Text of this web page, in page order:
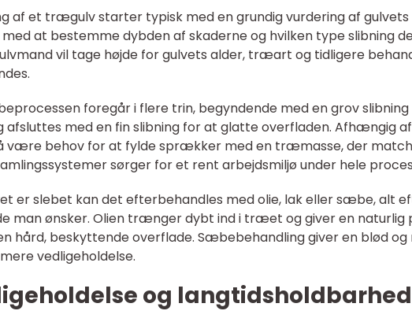
af et trægulv starter typisk med en grundig vurdering af
at bestemme dybden af skaderne og hvilken type slibning
vil tage højde for gulvets alder, træart og tidligere
foregår i flere trin, begyndende med en grov
afsluttes med en fin slibning for at glatte overfladen. Afhængig
være behov for at fylde sprækker med en træmasse, der
sørger for et rent arbejdsmiljø under hele
er slebet kan det efterbehandles med olie, lak eller sæbe, alt
man ønsker. Olien trænger dybt ind i træet og giver en naturlig
hård, beskyttende overflade. Sæbebehandling giver en blød og
vedligeholdelse.
og langtidsholdbarhed